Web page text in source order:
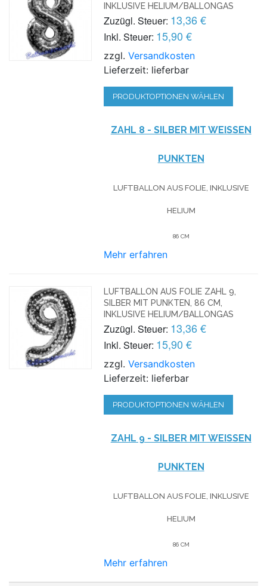
INKLUSIVE HELIUM/BALLONGAS
Zuzügl. Steuer: 13,36 €
Inkl. Steuer: 15,90 €
zzgl.Versandkosten
Lieferzeit: lieferbar
PRODUKTOPTIONEN WÄHLEN
ZAHL 8 - SILBER MIT WEISSEN P
UNKTEN
LUFTBALLON AUS FOLIE, INKLUSIVE
HELIUM
86 CM
Mehr erfahren
LUFTBALLON AUS FOLIE ZAHL 9,
SILBER MIT PUNKTEN, 86 CM,
INKLUSIVE HELIUM/BALLONGAS
Zuzügl. Steuer: 13,36 €
Inkl. Steuer: 15,90 €
zzgl.Versandkosten
Lieferzeit: lieferbar
PRODUKTOPTIONEN WÄHLEN
ZAHL 9 - SILBER MIT WEISSEN P
UNKTEN
LUFTBALLON AUS FOLIE, INKLUSIVE
HELIUM
86 CM
Mehr erfahren